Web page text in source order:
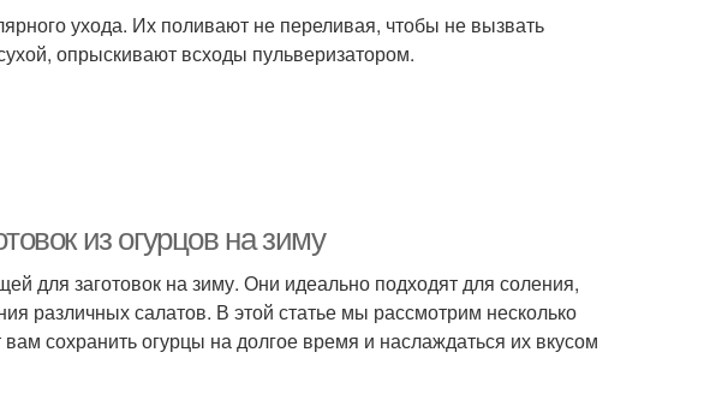
ухода. Их поливают не переливая, чтобы не вызвать
опрыскивают всходы пульверизатором.
из огурцов на зиму
для заготовок на зиму. Они идеально подходят для соления,
различных салатов. В этой статье мы рассмотрим несколько
сохранить огурцы на долгое время и наслаждаться их вкусом